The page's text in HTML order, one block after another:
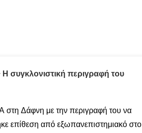
περιγραφή του
στη Δάφνη με την περιγραφή του να
επίθεση από εξωπανεπιστημιακό στο